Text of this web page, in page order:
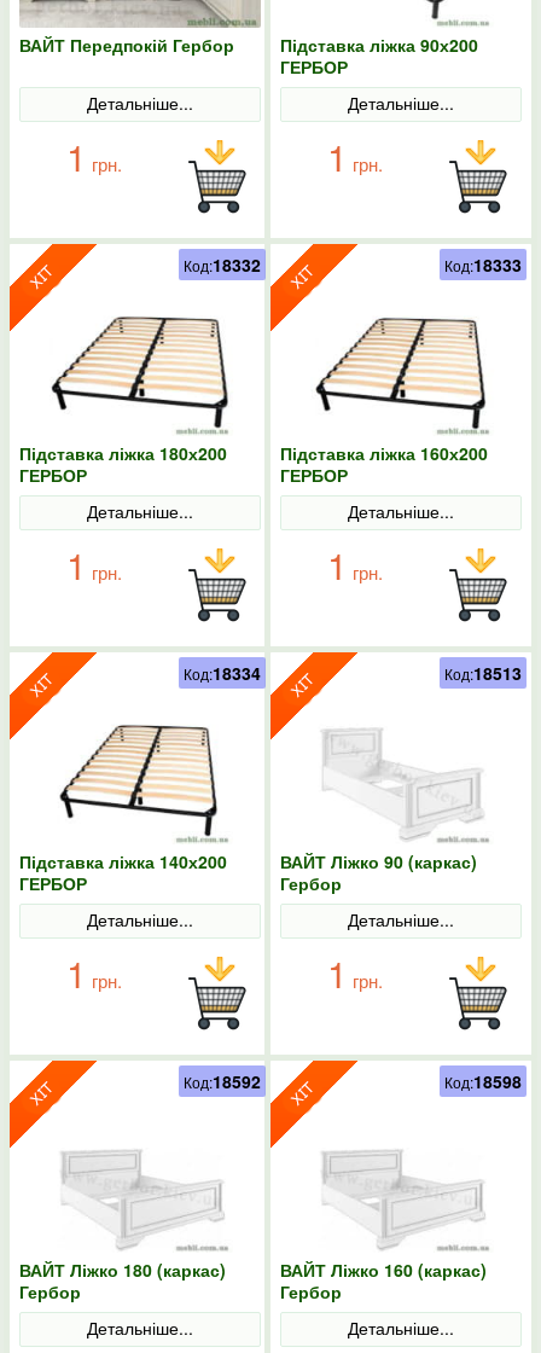
ВАЙТ Передпокій Гербор
Детальніше...
1 грн.
Підставка ліжка 90х200
ГЕРБОР
Детальніше...
1 грн.
Підставка ліжка 180х200
ГЕРБОР
Детальніше...
1 грн.
Код:18332
Підставка ліжка 160х200
ГЕРБОР
Детальніше...
1 грн.
Код:18333
Підставка ліжка 140х200
ГЕРБОР
Детальніше...
1 грн.
Код:18334
ВАЙТ Ліжко 90 (каркас)
Гербор
Детальніше...
1 грн.
Код:18513
ВАЙТ Ліжко 180 (каркас)
Гербор
Детальніше...
Код:18592
ВАЙТ Ліжко 160 (каркас)
Гербор
Детальніше...
Код:18598